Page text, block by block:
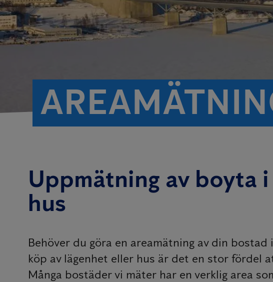
Uppmätning av boyta
hus
Behöver du göra en areamätning av din
köp av lägenhet eller hus är det en stor fördel
Många bostäder vi mäter har en verklig area